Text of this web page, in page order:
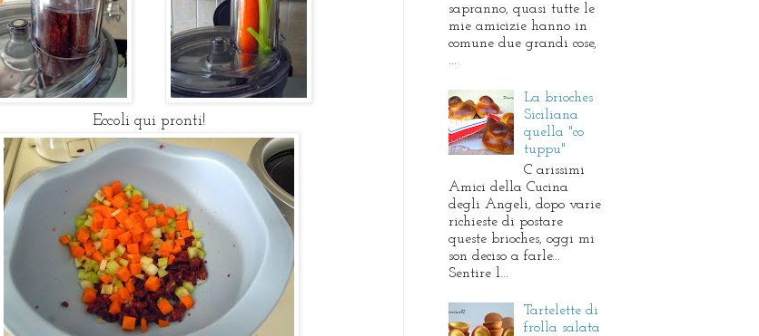
Eccoli qui pronti!
sapranno, quasi tutte le
mie amicizie hanno in
comune due grandi cose,
...
La brioches
Siciliana
quella "co
tuppu"
C arissimi
Amici della Cucina
degli Angeli, dopo varie
richieste di postare
queste brioches, oggi mi
son deciso a farle...
Sentire l...
Tartelette di
frolla salata